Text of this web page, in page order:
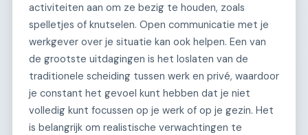
activiteiten aan om ze bezig te houden, zoals
spelletjes of knutselen. Open communicatie met je
werkgever over je situatie kan ook helpen. Een van
de grootste uitdagingen is het loslaten van de
traditionele scheiding tussen werk en privé, waardoor
je constant het gevoel kunt hebben dat je niet
volledig kunt focussen op je werk of op je gezin. Het
is belangrijk om realistische verwachtingen te